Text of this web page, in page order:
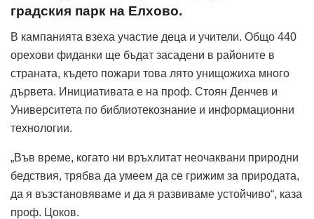
градския парк на Елхово.
В кампанията взеха участие деца и учители. Общо 440
орехови фиданки ще бъдат засадени в районите в
страната, където пожари това лято унищожиха много
дървета. Инициативата е на проф. Стоян Денчев и
Университета по библиотекознание и информационни
технологии.
„Във време, когато ни връхлитат неочаквани природни
бедствия, трябва да умеем да се грижим за природата,
да я възстановяваме и да я развиваме устойчиво“, каза
проф. Цоков.